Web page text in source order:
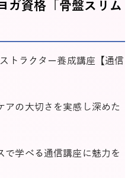
ガ資格「骨盤スリム
トラクター養成講座【通信
アの大切さを実感し深めた
で学べる通信講座に魅力を